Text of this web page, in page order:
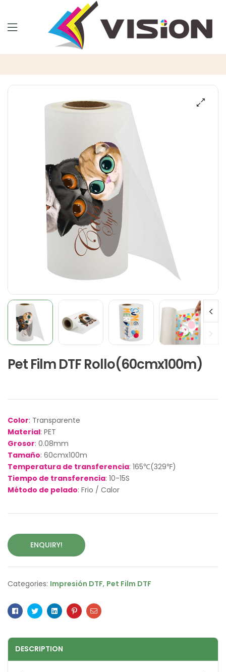
Pet Film DTF Rollo(60cmx100m)
Color: Transparente
Material: PET
Grosor: 0.08mm
Tamaño: 60cmx100m
Temperatura de transferencia: 165℃(329℉)
Tiempo de transferencia: 10-15S
Método de pelado: Frio / Calor
ENQUIRY!
Categories: Impresión DTF, Pet Film DTF
Facebook
TwitterLinkedinPinterestEmail
DESCRIPTION